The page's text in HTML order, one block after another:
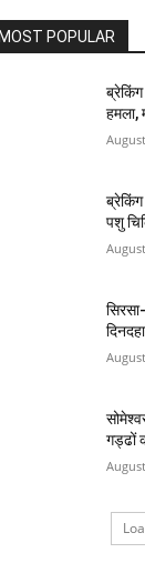
MOST POPULAR
हमला,
पशु
गड्ढों